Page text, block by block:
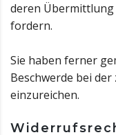
deren
fordern.
Sie haben ferner
Beschwerde bei
einzureichen.